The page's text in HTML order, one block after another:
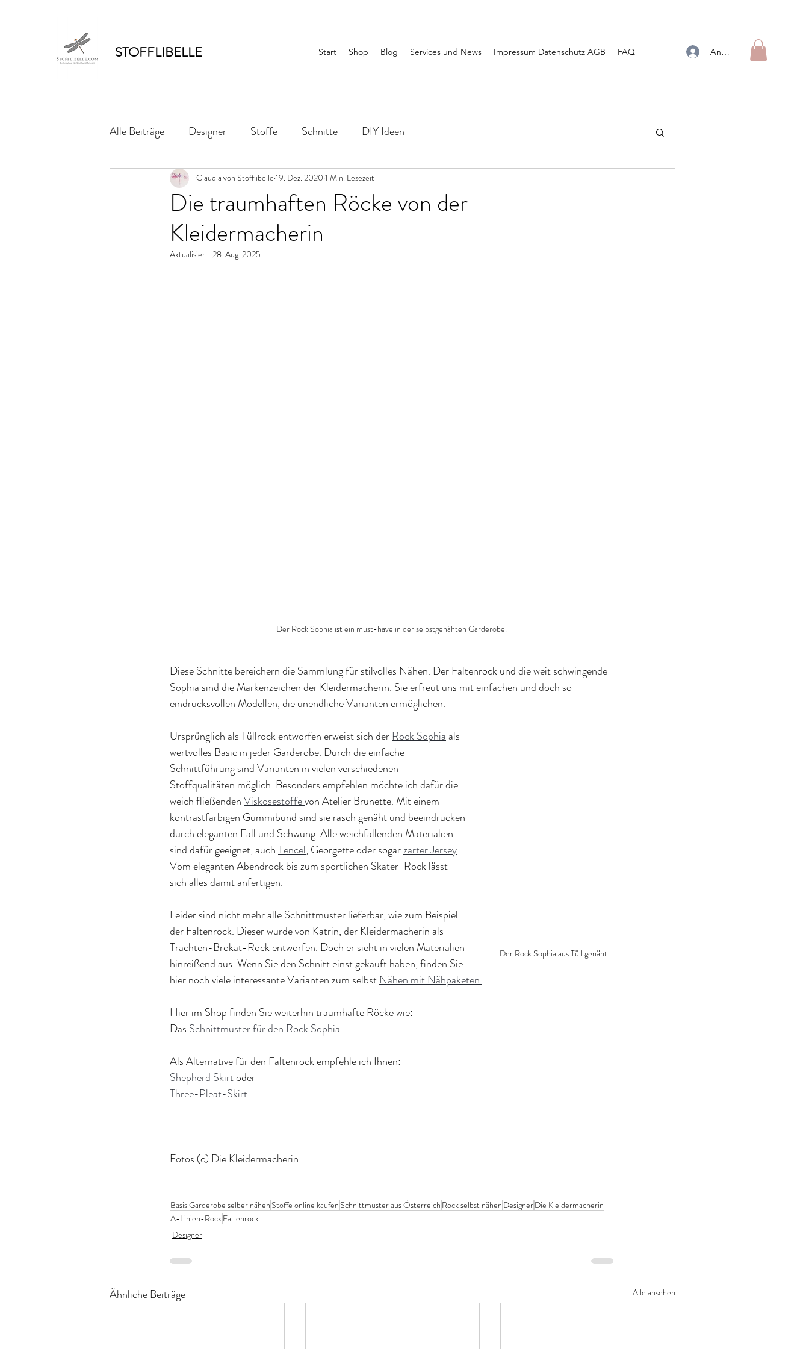
STOFFLIBELLE Start Shop Blog Services und News Impressum Datenschutz AGB FAQ Anmelden
Alle Beiträge Designer Stoffe Schnitte DIY Ideen
Die traumhaften Röcke von der
Kleidermacherin
Claudia von Stofflibelle 19. Dez. 2020 1 Min. Lesezeit
Aktualisiert: 28. Aug. 2025
Der Rock Sophia ist ein must-have in der selbstgenähten Garderobe.
Diese Schnitte bereichern die Sammlung für stilvolles Nähen. Der Faltenrock und die weit schwingende
Sophia sind die Markenzeichen der Kleidermacherin. Sie erfreut uns mit einfachen und doch so
eindrucksvollen Modellen, die unendliche Varianten ermöglichen.
Der Rock Sophia aus Tüll genäht
Ursprünglich als Tüllrock entworfen erweist sich der Rock Sophia als
wertvolles Basic in jeder Garderobe. Durch die einfache
Schnittführung sind Varianten in vielen verschiedenen
Stoffqualitäten möglich. Besonders empfehlen möchte ich dafür die
weich fließenden Viskosestoffe von Atelier Brunette. Mit einem
kontrastfarbigen Gummibund sind sie rasch genäht und beeindrucken
durch eleganten Fall und Schwung. Alle weichfallenden Materialien
sind dafür geeignet, auch Tencel, Georgette oder sogar zarter Jersey.
Vom eleganten Abendrock bis zum sportlichen Skater-Rock lässt
sich alles damit anfertigen.
Leider sind nicht mehr alle Schnittmuster lieferbar, wie zum Beispiel
der Faltenrock. Dieser wurde von Katrin, der Kleidermacherin als
Trachten-Brokat-Rock entworfen. Doch er sieht in vielen Materialien
hinreißend aus. Wenn Sie den Schnitt einst gekauft haben, finden Sie
hier noch viele interessante Varianten zum selbst Nähen mit Nähpaketen.
Hier im Shop finden Sie weiterhin traumhafte Röcke wie:
Das Schnittmuster für den Rock Sophia
Als Alternative für den Faltenrock empfehle ich Ihnen:
Shepherd Skirt oder
Three-Pleat-Skirt
Fotos (c) Die Kleidermacherin
Basis Garderobe selber nähenStoffe online kaufenSchnittmuster aus Österreich Rock selbst nähen DesignerDie Kleidermacherin
A-Linien-RockFaltenrock
Designer
Ähnliche Beiträge Alle ansehen